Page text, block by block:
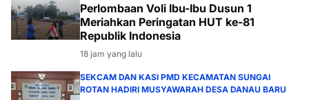
Perlombaan Voli Ibu-Ibu Dusun 1
Meriahkan Peringatan HUT ke-81
Republik Indonesia
18 jam yang lalu
SEKCAM DAN KASI PMD KECAMATAN SUNGAI
ROTAN HADIRI MUSYAWARAH DESA DANAU BARU